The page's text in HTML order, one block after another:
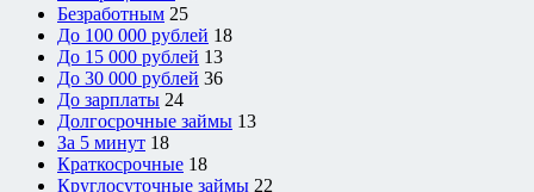
Безработным 25
До 100 000 рублей 18
До 15 000 рублей 13
До 30 000 рублей 36
До зарплаты 24
Долгосрочные займы 13
За 5 минут 18
Краткосрочные 18
Круглосуточные займы 22